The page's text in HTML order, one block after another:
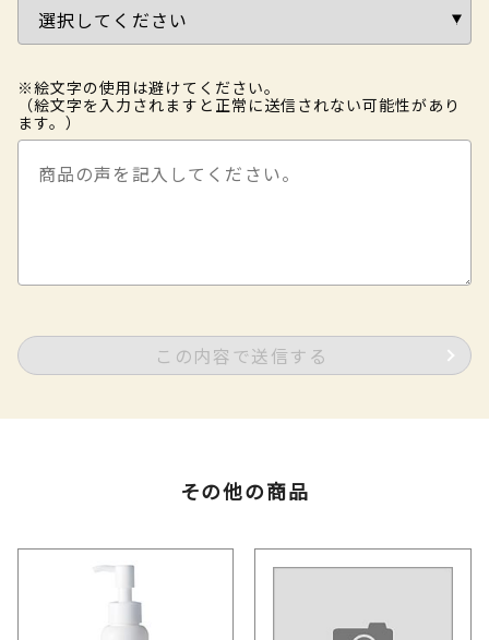
※絵文字の使用は避けてください。
（絵文字を入力されますと正常に送信されない可能性があり
ます。）
この内容で送信する
その他の商品